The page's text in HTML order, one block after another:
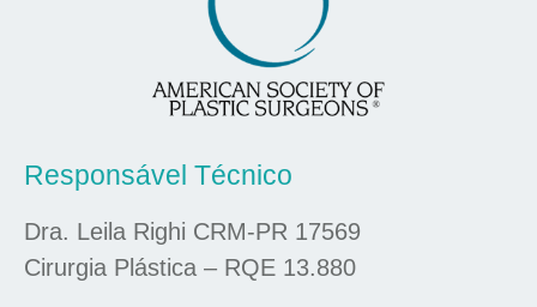
Responsável Técnico
Dra. Leila Righi CRM-PR 17569
Cirurgia Plástica – RQE 13.880